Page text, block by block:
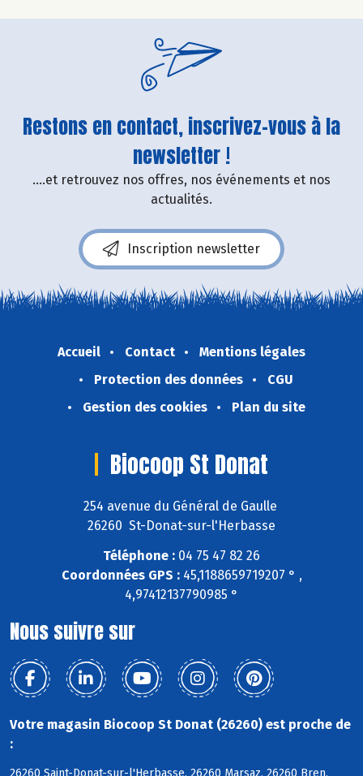
Restons en contact, inscrivez-vous à la
newsletter !
....et retrouvez nos offres, nos événements et nos
actualités.
Inscription newsletter
Accueil Contact
Mentions légales
Protection des données
CGU
Gestion des cookies
Plan du site
Biocoop St Donat
254 avenue du Général de Gaulle
26260 St-Donat-sur-l'Herbasse
Téléphone : 04 75 47 82 26
Coordonnées GPS :45,1188659719207 ° ,
4,97412137790985 °
Nous suivre sur
Votre magasin Biocoop St Donat (26260) est proche de
: